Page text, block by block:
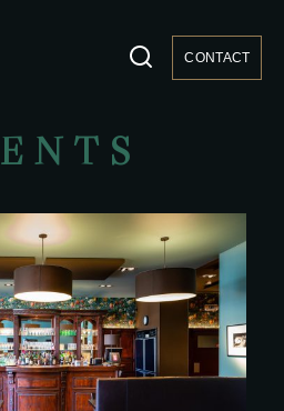
CONTACT